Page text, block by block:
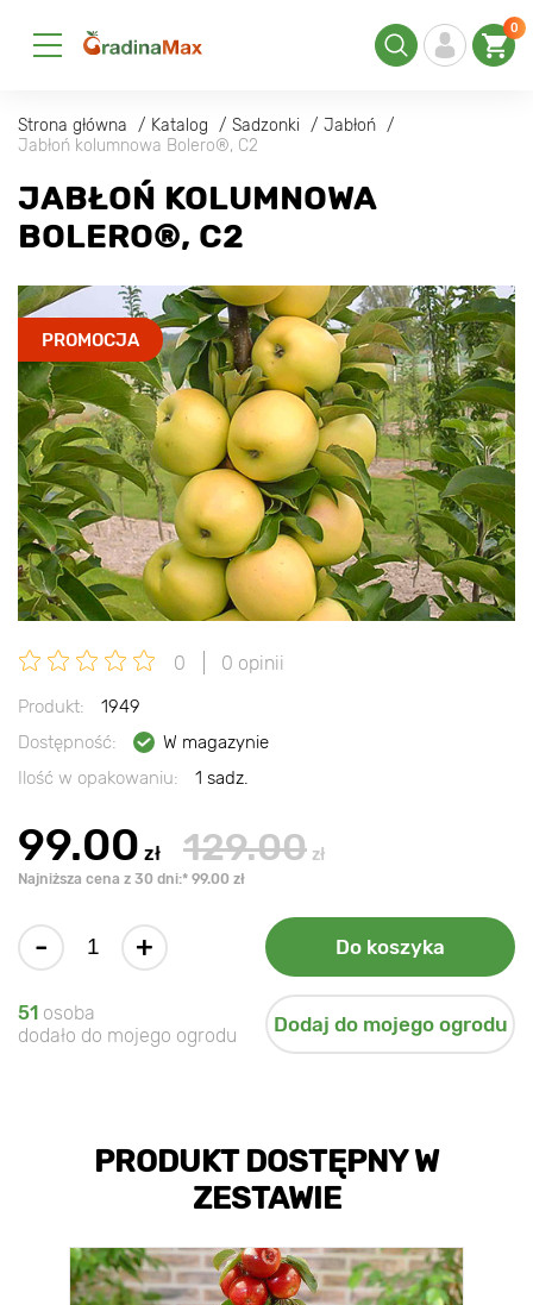
0
Strona główna Katalog Sadzonki
Jabłoń
Jabłoń kolumnowa Bolero®, C2
JABŁOŃ KOLUMNOWA
BOLERO®, C2
PROMOCJA
0 0 opinii
Produkt:
1949
Dostępność:
W magazynie
Ilość w opakowaniu:
1 sadz.
99.00 zł 129.00 zł
Najniższa cena z 30 dni:* 99.00 zł
- + Do koszyka
51 osoba
dodało do mojego ogrodu
Dodaj do mojego ogrodu
PRODUKT DOSTĘPNY W
ZESTAWIE